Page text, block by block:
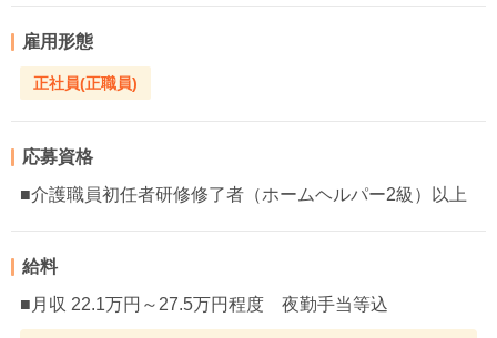
雇用形態
正社員(正職員)
応募資格
■介護職員初任者研修修了者（ホームヘルパー2級）以上
給料
■月収 22.1万円～27.5万円程度 夜勤手当等込